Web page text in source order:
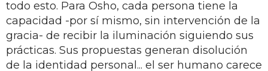
todo esto. Para Osho, cada persona tiene la
capacidad -por sí mismo, sin intervención de la
gracia- de recibir la iluminación siguiendo sus
prácticas. Sus propuestas generan disolución
de la identidad personal... el ser humano carece